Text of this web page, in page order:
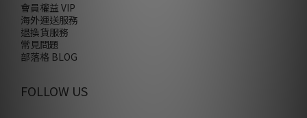
會員權益 VIP
海外運送服務
退換貨服務
常見問題
部落格 BLOG
FOLLOW US